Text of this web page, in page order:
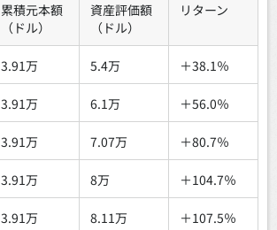
累積元本額
（ドル）
資産評価額
（ドル）
リターン
3.91万 5.4万 ＋38.1％
3.91万 6.1万 ＋56.0％
3.91万 7.07万 ＋80.7％
3.91万 8万 ＋104.7％
3.91万 8.11万 ＋107.5％